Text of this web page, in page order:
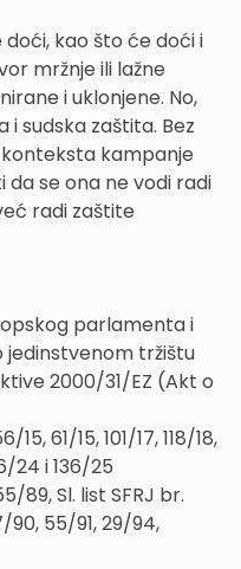
kao što će doći i
mržnje ili lažne
i uklonjene. No,
sudska zaštita. Bez
kampanje
da se ona ne vodi radi
radi zaštite
parlamenta i
jedinstvenom tržištu
2000/31/EZ (Akt o
15, 61/15, 101/17, 118/18,
24 i 136/25
89, Sl. list SFRJ br.
55/91, 29/94,